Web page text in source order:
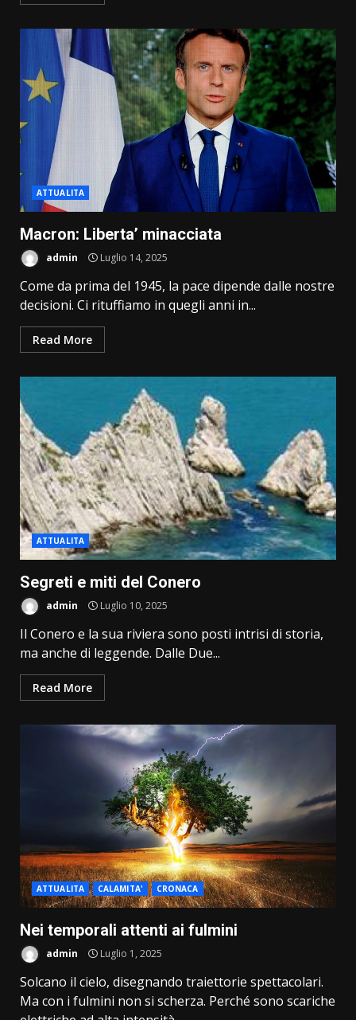
ATTUALITA
Macron: Liberta’ minacciata
admin Luglio 14, 2025
Come da prima del 1945, la pace dipende dalle nostre
decisioni. Ci rituffiamo in quegli anni in...
Read More
ATTUALITA
Segreti e miti del Conero
admin Luglio 10, 2025
Il Conero e la sua riviera sono posti intrisi di storia,
ma anche di leggende. Dalle Due...
Read More
ATTUALITA CALAMITA' CRONACA
Nei temporali attenti ai fulmini
admin Luglio 1, 2025
Solcano il cielo, disegnando traiettorie spettacolari.
Ma con i fulmini non si scherza. Perché sono scariche